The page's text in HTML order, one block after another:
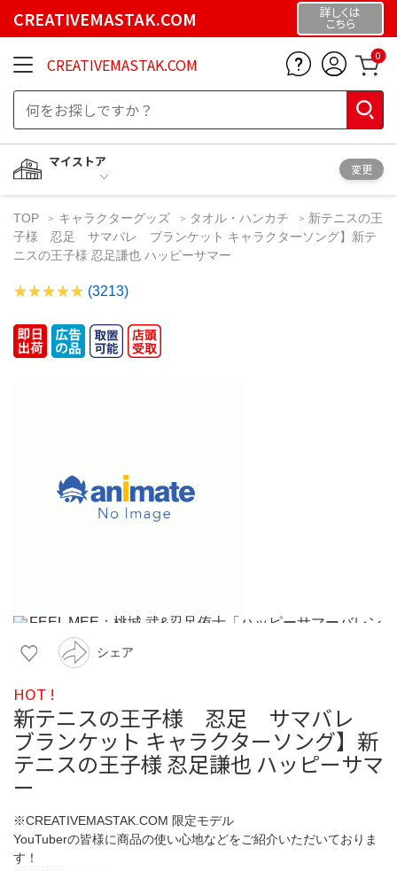
CREATIVEMASTAK.COM 詳しくは
こちら
CREATIVEMASTAK.COM 0
マイストア
変更
TOP キャラクターグッズ タオル・ハンカチ
新テニスの王
子様 忍足 サマバレ ブランケット キャラクターソング】新テ
ニスの王子様 忍足謙也 ハッピーサマー
(3213)
シェア
HOT !
新テニスの王子様 忍足 サマバレ
ブランケット キャラクターソング】新
テニスの王子様 忍足謙也 ハッピーサマ
ー
※CREATIVEMASTAK.COM 限定モデル
YouTuberの皆様に商品の使い心地などをご紹介いただいておりま
す！